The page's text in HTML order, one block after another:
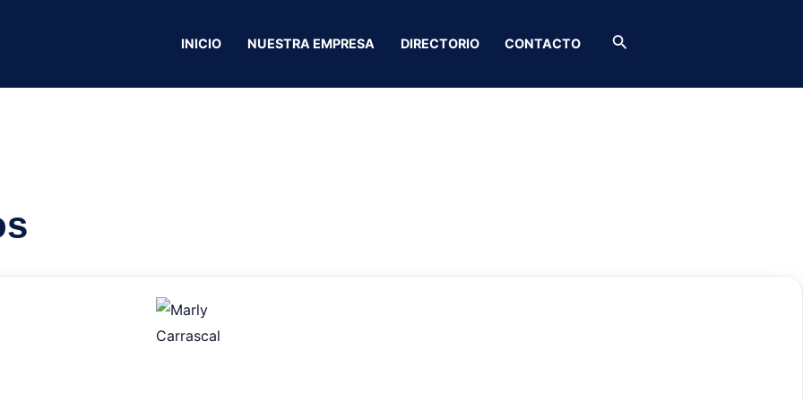
INICIO NUESTRA EMPRESA DIRECTORIO CONTACTO Buscar
Milán